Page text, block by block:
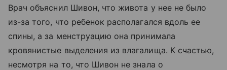
Врач объяснил Шивон, что живота у нее не было
из-за того, что ребенок располагался вдоль ее
спины, а за менструацию она принимала
кровянистые выделения из влагалища. К счастью,
несмотря на то, что Шивон не знала о